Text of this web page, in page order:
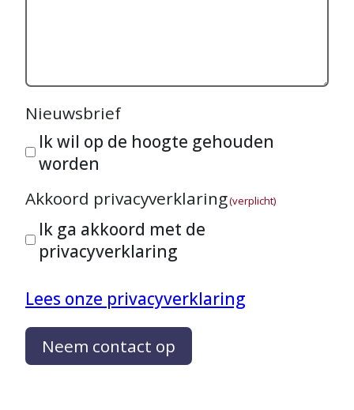
Nieuwsbrief
Ik wil op de hoogte gehouden
worden
Akkoord privacyverklaring(verplicht)
Ik ga akkoord met de
privacyverklaring
Lees onze privacyverklaring
Neem contact op